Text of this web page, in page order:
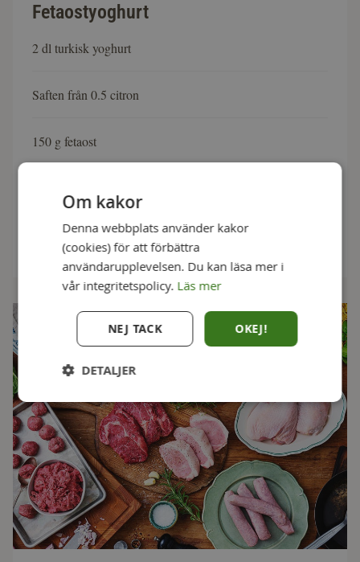
Fetaostyoghurt
2 dl turkisk yoghurt
Saften från 0.5 citron
150 g fetaost
Citronpeppar
Om kakor
Denna webbplats använder kakor
(cookies) för att förbättra
användarupplevelsen. Du kan läsa mer i
vår integritetspolicy. Läs mer
OKEJ!
NEJ TACK
DETALJER